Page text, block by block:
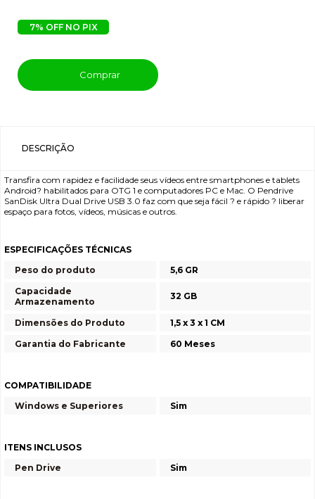
7% OFF NO PIX
Comprar
DESCRIÇÃO
Transfira com rapidez e facilidade seus vídeos entre smartphones e tablets
Android? habilitados para OTG 1 e computadores PC e Mac. O Pendrive
SanDisk Ultra Dual Drive USB 3.0 faz com que seja fácil ? e rápido ? liberar
espaço para fotos, vídeos, músicas e outros.
ESPECIFICAÇÕES TÉCNICAS
Peso do produto
5,6 GR
Capacidade
Armazenamento
32 GB
Dimensões do Produto
1,5 x 3 x 1 CM
Garantia do Fabricante
60 Meses
COMPATIBILIDADE
Windows e Superiores
Sim
ITENS INCLUSOS
Pen Drive
Sim